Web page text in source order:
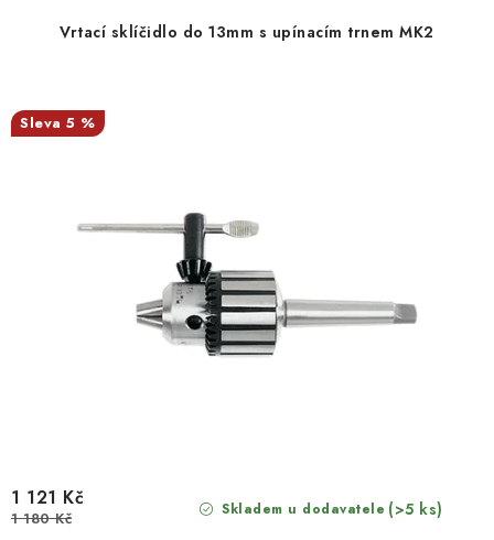
u
k
d
u
Vrtací sklíčidlo do 13mm s upínacím trnem MK2
5 %
Skladem u dodavatele (>5 ks)
1 121 Kč
1 180 Kč